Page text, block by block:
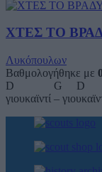
ΧΤΕΣ ΤΟ
Λυκόπουλων
Βαθμολογήθηκε με
D G D A D
γιουκαϊντί –